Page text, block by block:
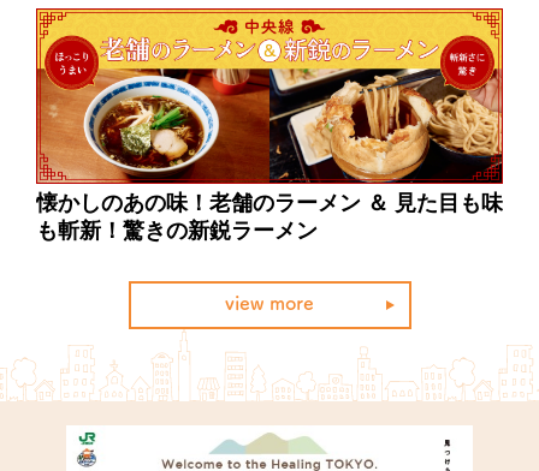
懐かしのあの味！老舗のラーメン ＆ 見た目も味
も斬新！驚きの新鋭ラーメン
view more